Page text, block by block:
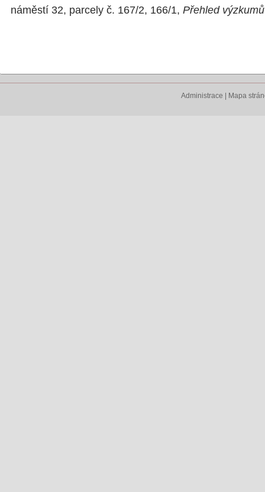
náměstí 32, parcely č. 167/2, 166/1, Přehled
Administrace Mapa